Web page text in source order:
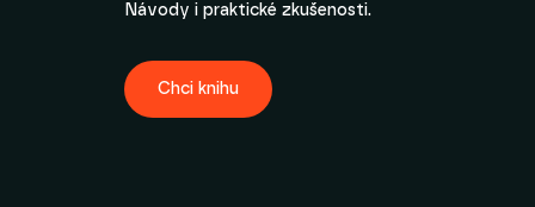
Návody i praktické zkušenosti.
Chci knihu